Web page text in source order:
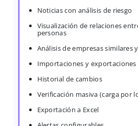
Noticias con análisis de riesgo
Visualización de relaciones
personas
Análisis de empresas similares
Importaciones y exportaciones
Historial de cambios
Verificación masiva (carga por
Exportación a Excel